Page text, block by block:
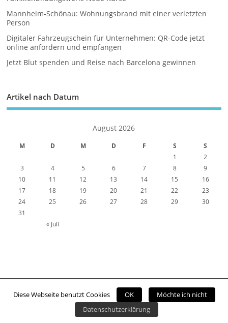
Mannheim-Schönau: Wohnungsbrand mit einer verletzten
Person
Digitaler Fahrzeugschein für Unternehmen: QR-Code jetzt
online anfordern und empfangen
Jetzt Blut spenden und Reise nach Barcelona gewinnen
Artikel nach Datum
August 2026
M D M D F S S
« Juli
1
2
3
4 5 6 7 8
9
10
11 12 13 14 15
16
17
18 19 20 21 22
23
24
25 26 27 28 29
30
31
Copyright ©2026. Viernheim Online
Datenschutzerklärung
Diese Webseite benutzt Cookies OK
Möchte ich nicht
Datenschutzerklärung